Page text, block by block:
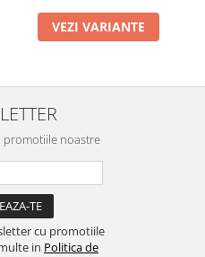
VEZI VARIANTE
promotiile noastre
cu promotiile
in Politica de